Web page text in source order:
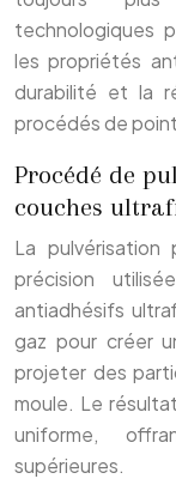
technologiques
les propriétés
durabilité et la
procédés de
Procédé de
couches
La
précision
antiadhésifs
gaz pour créer
projeter des
moule. Le
uniforme,
supérieures.